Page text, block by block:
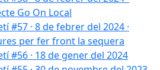
Go On Local
#57 · 8 de febrer del 2024 ·
per fer front la sequera
#56 · 18 de gener del 2024